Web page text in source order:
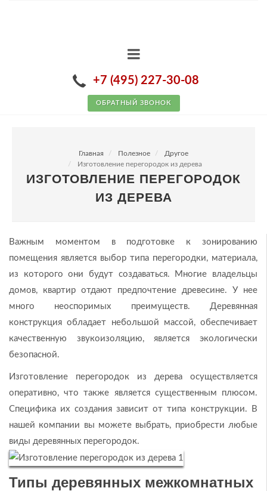
+7 (495) 227-30-08
ОБРАТНЫЙ ЗВОНОК
Главная Полезное
Другое
Изготовление перегородок из дерева
ИЗГОТОВЛЕНИЕ ПЕРЕГОРОДОК
ИЗ ДЕРЕВА
Важным моментом в подготовке к зонированию
помещения является выбор типа перегородки, материала,
из которого они будут создаваться. Многие владельцы
домов, квартир отдают предпочтение древесине. У нее
много неоспоримых преимуществ. Деревянная
конструкция обладает небольшой массой, обеспечивает
качественную звукоизоляцию, является экологически
безопасной.
Изготовление перегородок из дерева осуществляется
оперативно, что также является существенным плюсом.
Специфика их создания зависит от типа конструкции. В
нашей компании вы можете выбрать, приобрести любые
виды деревянных перегородок.
Типы деревянных межкомнатных